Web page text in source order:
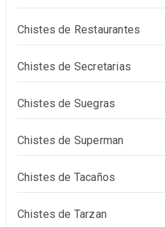
Chistes de Restaurantes
Chistes de Secretarias
Chistes de Suegras
Chistes de Superman
Chistes de Tacaños
Chistes de Tarzan